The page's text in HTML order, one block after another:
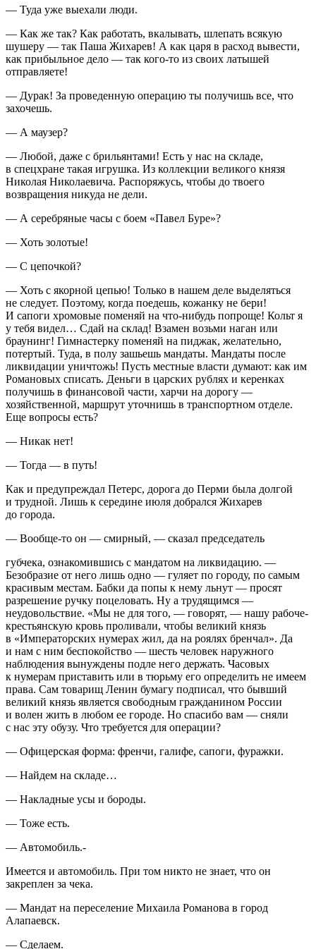
— Туда уже выехали люди.
— Как же так? Как работать, вкалывать, шлепать всякую
шушеру — так Паша Жихарев! А как царя в расход вывести,
как прибыльное дело — так кого-то из своих латышей
отправляете!
— Дурак! За проведенную операцию ты получишь все, что
захочешь.
— А маузер?
— Любой, даже с брильянтами! Есть у нас на складе,
в спецхране такая игрушка. Из коллекции великого князя
Николая Николаевича. Распоряжусь, чтобы до твоего
возвращения никуда не дели.
— А серебряные часы с боем «Павел Буре»?
— Хоть золотые!
— С цепочкой?
— Хоть с якорной цепью! Только в нашем деле выделяться
не следует. Поэтому, когда поедешь, кожанку не бери!
И сапоги хромовые поменяй на что-нибудь попроще! Кольт я
у тебя видел… Сдай на склад! Взамен возьми наган или
браунинг! Гимнастерку поменяй на пиджак, желательно,
потертый. Туда, в полу зашьешь мандаты. Мандаты после
ликвидации уничтожь! Пусть местные власти думают: как им
Романовых списать. Деньги в царских рублях и керенках
получишь в финансовой части, харчи на дорогу —
хозяйственной, маршрут уточнишь в транспортном отделе.
Еще вопросы есть?
— Никак нет!
— Тогда — в путь!
Как и предупреждал Петерс, дорога до Перми была долгой
и трудной. Лишь к середине июля добрался Жихарев
до города.
— Вообще-то он — смирный, — сказал председатель
губчека, ознакомившись с мандатом на ликвидацию. —
Безобразие от него лишь одно — гуляет по городу, по самым
красивым местам. Бабки да попы к нему льнут — просят
разрешение ручку поцеловать. Ну а трудящимся —
неудовольствие. «Мы не для того, — говорят, — нашу рабоче-
крестьянскую кровь проливали, чтобы великий князь
в «Императорских нумерах жил, да на роялях бренчал». Да
и нам с ним беспокойство — шесть человек наружного
наблюдения вынуждены подле него держать. Часовых
к нумерам приставить или в тюрьму его определить не имеем
права. Сам товарищ Ленин бумагу подписал, что бывший
великий князь является свободным гражданином России
и волен жить в любом ее городе. Но спасибо вам — сняли
с нас эту обузу. Что требуется для операции?
— Офицерская форма: френчи, галифе, сапоги, фуражки.
— Найдем на складе…
— Накладные усы и бороды.
— Тоже есть.
— Автомобиль.-
Имеется и автомобиль. При том никто не знает, что он
закреплен за чека.
— Мандат на переселение Михаила Романова в город
Алапаевск.
— Сделаем.